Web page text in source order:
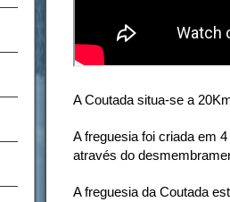
A Coutada situa-se a
A freguesia foi criada em
através do
A freguesia da Coutada